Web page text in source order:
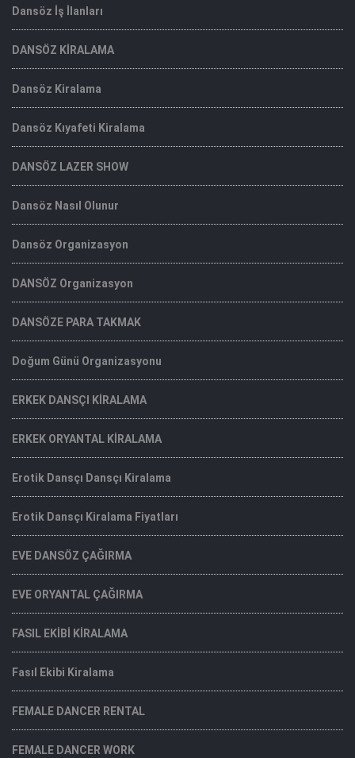
Dansöz İş İlanları
DANSÖZ KİRALAMA
Dansöz Kiralama
Dansöz Kıyafeti Kiralama
DANSÖZ LAZER SHOW
Dansöz Nasıl Olunur
Dansöz Organizasyon
DANSÖZ Organizasyon
DANSÖZE PARA TAKMAK
Doğum Günü Organizasyonu
ERKEK DANSÇI KİRALAMA
ERKEK ORYANTAL KİRALAMA
Erotik Dansçı Dansçı Kiralama
Erotik Dansçı Kiralama Fiyatları
EVE DANSÖZ ÇAĞIRMA
EVE ORYANTAL ÇAĞIRMA
FASIL EKİBİ KİRALAMA
Fasıl Ekibi Kiralama
FEMALE DANCER RENTAL
FEMALE DANCER WORK